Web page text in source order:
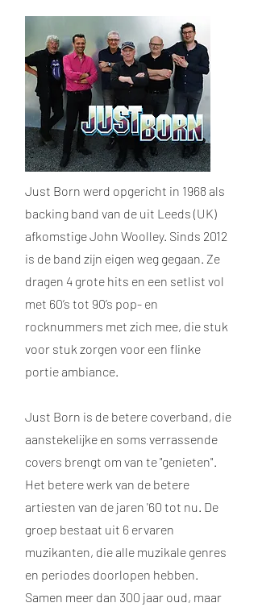
Just Born werd opgericht in 1968 als
backing band van de uit Leeds (UK)
afkomstige John Woolley. Sinds 2012
is de band zijn eigen weg gegaan. Ze
dragen 4 grote hits en een setlist vol
met 60’s tot 90’s pop- en
rocknummers met zich mee, die stuk
voor stuk zorgen voor een flinke
portie ambiance.
Just Born is de betere coverband, die
aanstekelijke en soms verrassende
covers brengt om van te "genieten".
Het betere werk van de betere
artiesten van de jaren '60 tot nu. De
groep bestaat uit 6 ervaren
muzikanten, die alle muzikale genres
en periodes doorlopen hebben.
Samen meer dan 300 jaar oud, maar